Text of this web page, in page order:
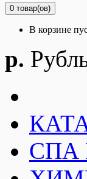
0 товар(ов)
В корзине
р.
СПА